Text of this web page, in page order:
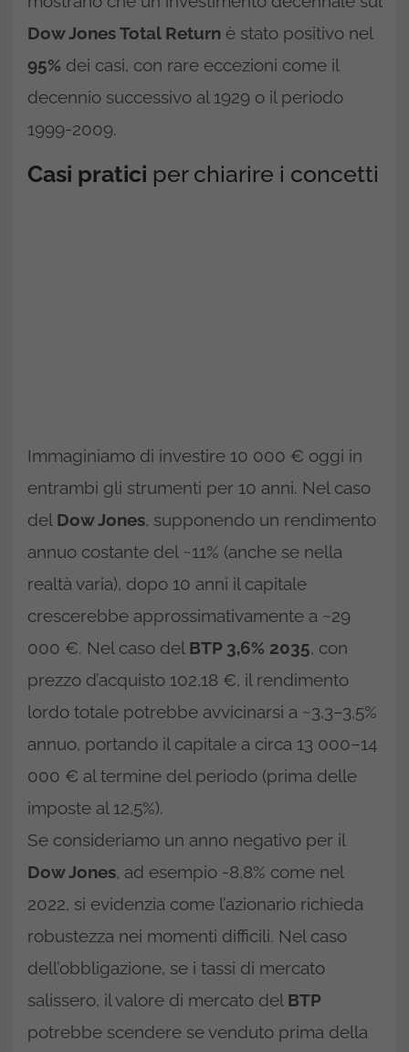
Dow Jones Total Return è stato positivo nel
95% dei casi, con rare eccezioni come il
decennio successivo al 1929 o il periodo
1999-2009.
Casi pratici per chiarire i concetti
Immaginiamo di investire 10 000 € oggi in
entrambi gli strumenti per 10 anni. Nel caso
del Dow Jones, supponendo un rendimento
annuo costante del ~11% (anche se nella
realtà varia), dopo 10 anni il capitale
crescerebbe approssimativamente a ~29
000 €. Nel caso del BTP 3,6% 2035, con
prezzo d’acquisto 102,18 €, il rendimento
lordo totale potrebbe avvicinarsi a ~3,3–3,5%
annuo, portando il capitale a circa 13 000–14
000 € al termine del periodo (prima delle
imposte al 12,5%).
Se consideriamo un anno negativo per il
Dow Jones, ad esempio -8,8% come nel
2022, si evidenzia come l’azionario richieda
robustezza nei momenti difficili. Nel caso
dell’obbligazione, se i tassi di mercato
salissero, il valore di mercato del BTP
potrebbe scendere se venduto prima della